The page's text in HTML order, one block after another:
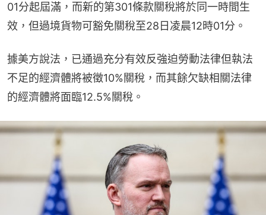
01分起屆滿，而新的第301條款關稅將於同一時間生
效，但過境貨物可豁免關稅至28日凌晨12時01分。
據美方說法，已通過充分有效反強迫勞動法律但執法
不足的經濟體將被徵10%關稅，而其餘欠缺相關法律
的經濟體將面臨12.5%關稅。